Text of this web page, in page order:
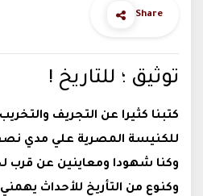
Share
توثيق ؛ للتاريخ !‎
كتبنا كثيرا عن التجريف
للكنيسة المصرية علي مدي نصف
وكنا شهودا ومعاينين عن قرب
وكنوع من التأريخ للأحداث